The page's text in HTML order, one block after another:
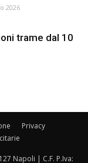
2026
trame dal 10
Privacy
Napoli | C.F. P.Iva: